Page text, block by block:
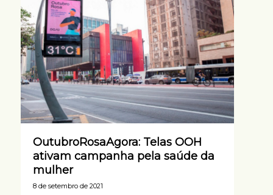
OutubroRosaAgora: Telas OOH
ativam campanha pela saúde da
mulher
8 de setembro de 2021